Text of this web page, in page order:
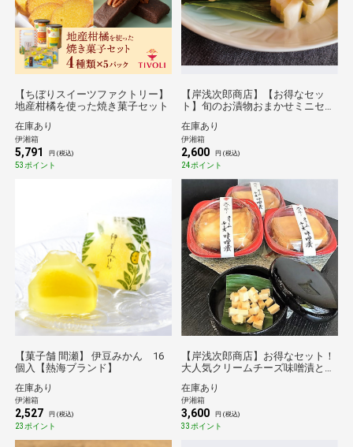
【ちぼりスイーツファクトリー】
地産柑橘を使った焼き菓子セット
在庫あり
伊湘箱
5,791 円 (税込)
53ポイント
【岸浅次郎商店】【お得なセッ
ト】旬のお漬物おまかせミニセッ
在庫あり
伊湘箱
2,600 円 (税込)
24ポイント
【菓子舗 間瀬】 伊豆みかん 16
個入【熱海ブランド】
在庫あり
伊湘箱
2,527 円 (税込)
23ポイント
【岸浅次郎商店】お得なセット！
大人気クリームチーズ味噌漬と旬
在庫あり
伊湘箱
3,600 円 (税込)
33ポイント